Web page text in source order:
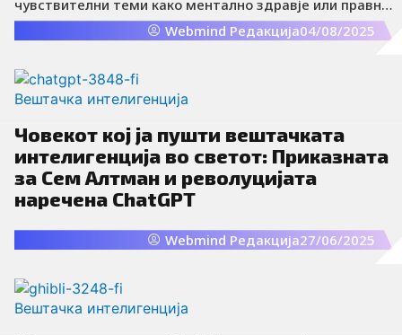
чувствителни теми како ментално здравје или правни
совети. Иако алатот може да делува како соговорник,
законска заштита на доверливоста не постои.
Webmind Редакција04/08/2025
Вештачка интелигенција
Човекот кој ја пушти вештачката
интелигенција во светот: Приказната
за Сем Алтман и револуцијата
наречена ChatGPT
Webmind Редакција27/06/2025
Вештачка интелигенција